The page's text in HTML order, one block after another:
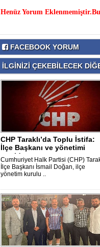
Henüz Yorum
FACEBOOK YORUM
İLGİNİZİ ÇEKEBİLECEK
CHP Taraklı’da Toplu İstifa:
İlçe Başkanı ve yönetimi
partid..
Cumhuriyet Halk Partisi (CHP)
İlçe Başkanı İsmail Doğan, ilçe
yönetim kurulu ..